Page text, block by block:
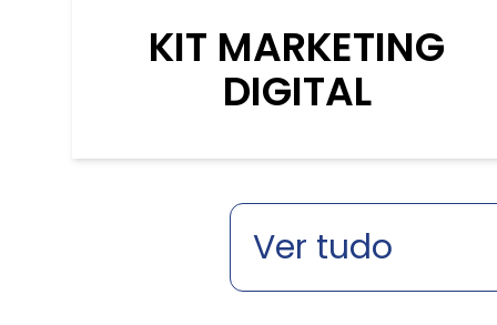
KIT MARKETING
DIGITAL